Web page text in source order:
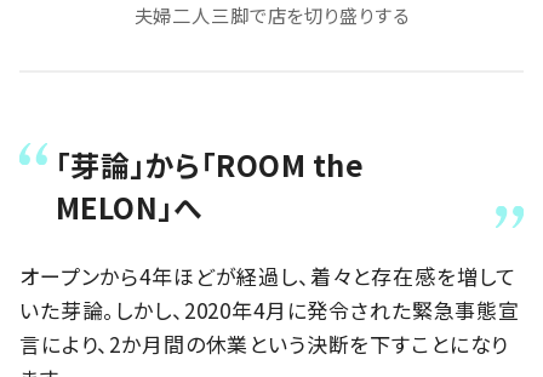
夫婦二人三脚で店を切り盛りする
「芽論」から「ROOM the
MELON」へ
オープンから4年ほどが経過し、着々と存在感を増して
いた芽論。しかし、2020年4月に発令された緊急事態宣
言により、2か月間の休業という決断を下すことになり